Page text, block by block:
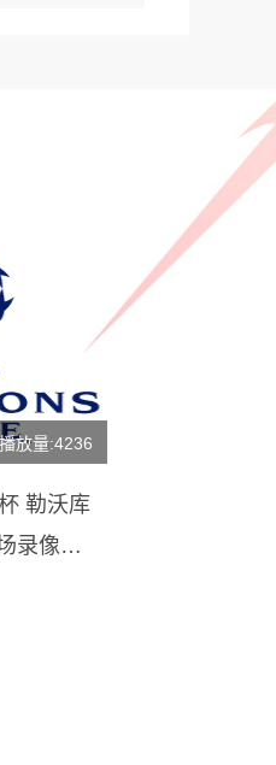
播放量:4236
勒沃库
录像